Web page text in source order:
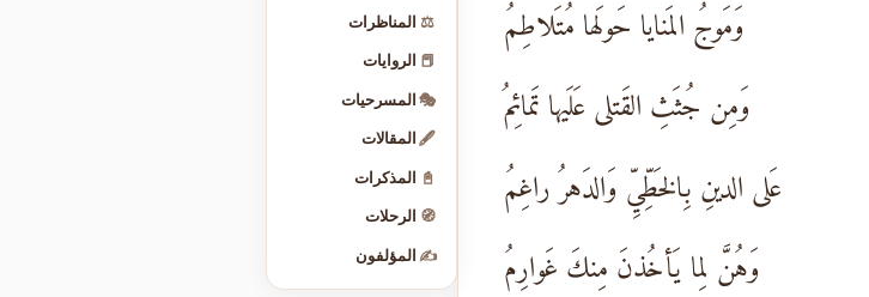
وَمَوجُ المَنايا حَولَها مُتَلاطِمُ
وَمِن جُثَثِ القَتلى عَلَيها تَمائِمُ
عَلى الدينِ بِالخَطِّيِّ وَالدَهرُ راغِمُ
وَهُنَّ لِما يَأخُذنَ مِنكَ غَوارِمُ
⚖️ المناظرات
📕 الروايات
🎭 المسرحيات
🖋️ المقالات
📓 المذكرات
🧭 الرحلات
✍️ المؤلفون